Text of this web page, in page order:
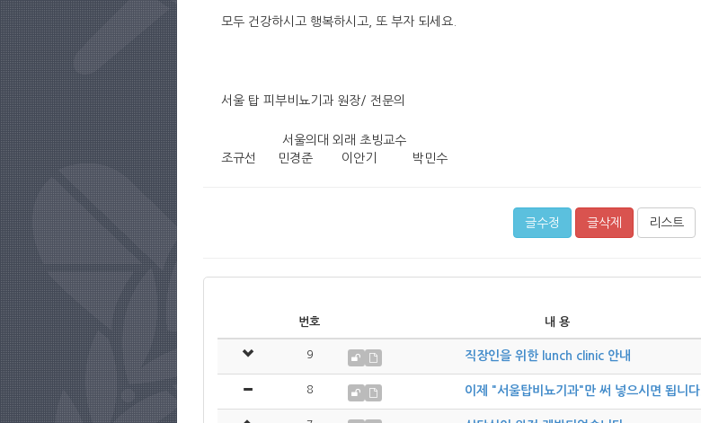
모두 건강하시고 행복하시고, 또 부자 되세요.
서울 탑 피부비뇨기과 원장/ 전문의
서울의대 외래 초빙교수
조규선 민경준 이안기 박민수
글수정 글삭제 리스트
번호 내 용
9 직장인을 위한 lunch clinic 안내
8 이제 "서울탑비뇨기과"만 써 넣으시면 됩니다.